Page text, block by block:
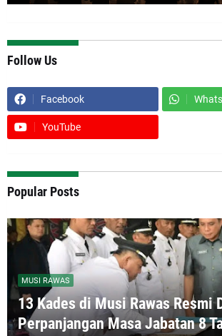
Follow Us
Facebook
YouTube
Popular Posts
MUSI RAWAS
13 Kades di Musi Rawas Resmi
Perpanjangan Masa Jabatan 8